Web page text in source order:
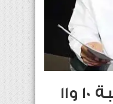
لا شهادات لطلبة 10 و11